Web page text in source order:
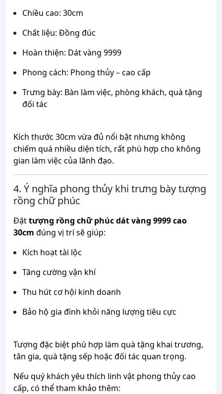
Chiều cao: 30cm
Chất liệu: Đồng đúc
Hoàn thiện: Dát vàng 9999
Phong cách: Phong thủy – cao cấp
Trưng bày: Bàn làm việc, phòng khách, quà tặng
đối tác
Kích thước 30cm vừa đủ nổi bật nhưng không
chiếm quá nhiều diện tích, rất phù hợp cho không
gian làm việc của lãnh đạo.
4. Ý nghĩa phong thủy khi trưng bày tượng
rồng chữ phúc
Đặttượng rồng chữ phúc dát vàng 9999 cao
30cm đúng vị trí sẽ giúp:
Kích hoạt tài lộc
Tăng cường vận khí
Thu hút cơ hội kinh doanh
Bảo hộ gia đình khỏi năng lượng tiêu cực
Tượng đặc biệt phù hợp làm quà tặng khai trương,
tân gia, quà tặng sếp hoặc đối tác quan trọng.
Nếu quý khách yêu thích linh vật phong thủy cao
cấp, có thể tham khảo thêm: